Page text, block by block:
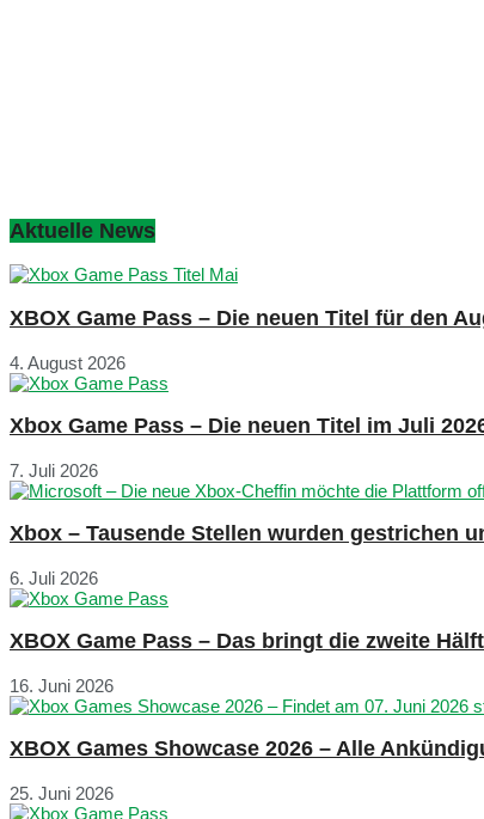
Aktuelle News
XBOX Game Pass – Die neuen Titel für den
4. August 2026
Xbox Game Pass – Die neuen Titel im Juli
7. Juli 2026
Xbox – Tausende Stellen wurden gestrichen
6. Juli 2026
XBOX Game Pass – Das bringt die zweite
16. Juni 2026
XBOX Games Showcase 2026 – Alle
25. Juni 2026